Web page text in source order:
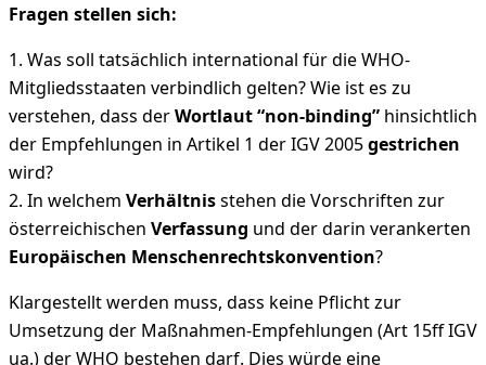
Fragen stellen sich:
1. Was soll tatsächlich international für die WHO-
Mitgliedsstaaten verbindlich gelten? Wie ist es zu
verstehen, dass derWortlaut “non-binding” hinsichtlich
der Empfehlungen in Artikel 1 der IGV 2005gestrichen
wird?
2. In welchem Verhältnisstehen die Vorschriften zur
österreichischen Verfassung und der darin verankerten
Europäischen Menschenrechtskonvention?
Klargestellt werden muss, dass keine Pflicht zur
Umsetzung der Maßnahmen-Empfehlungen (Art 15ff IGV
ua.) der WHO bestehen darf. Dies würde eine